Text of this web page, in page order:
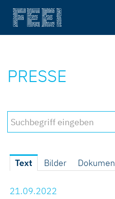
PRESSE
Text Bilder
21.09.2022